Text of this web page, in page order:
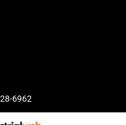
6962